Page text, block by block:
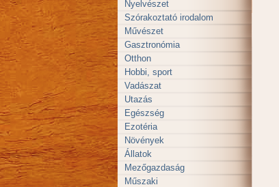
Nyelvészet
Szórakoztató irodalom
Művészet
Gasztronómia
Otthon
Hobbi, sport
Vadászat
Utazás
Egészség
Ezotéria
Növények
Állatok
Mezőgazdaság
Műszaki